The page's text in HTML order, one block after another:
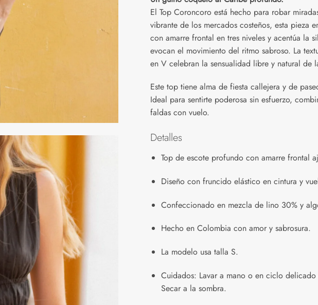
El Top Coroncoro está hecho para robar
vibrante de los mercados costeños, esta pieza
con amarre frontal en tres niveles y acentúa la
evocan el movimiento del ritmo sabroso. La
en V celebran la sensualidad libre y natural de
Este top tiene alma de fiesta callejera y de
Ideal para sentirte poderosa sin esfuerzo,
faldas con vuelo.
Detalles
Top de escote profundo con amarre frontal
Diseño con fruncido elástico en cintura y
Confeccionado en mezcla de lino 30% y
Hecho en Colombia con amor y sabrosura.
La modelo usa talla S.
Cuidados: Lavar a mano o en ciclo
Secar a la sombra.